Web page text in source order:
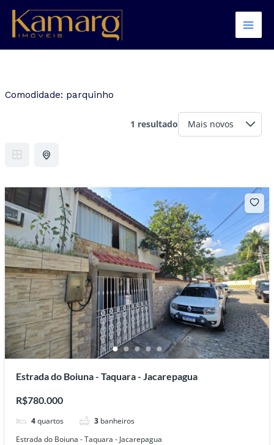
para
conteúdo
Comodidade: parquinho
1 resultado
Estrada do Boiuna - Taquara - Jacarepagua
R$780.000
4 quartos 3 banheiros
Estrada do Boiuna - Taquara - Jacarepagua